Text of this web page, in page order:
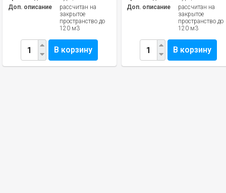
Доп. описание
рассчитан на
закрытое
пространство до
120 м3
В корзину
Доп. описание
рассчитан на
закрытое
пространство до
120 м3
В корзину